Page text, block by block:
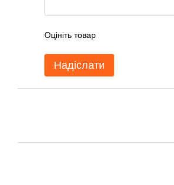
Оцініть товар
Надіслати